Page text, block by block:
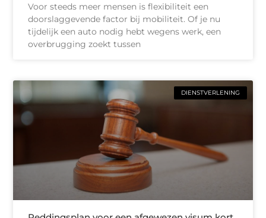
Voor steeds meer mensen is flexibiliteit een
doorslaggevende factor bij mobiliteit. Of je nu
tijdelijk een auto nodig hebt wegens werk, een
overbrugging zoekt tussen
DIENSTVERLENING